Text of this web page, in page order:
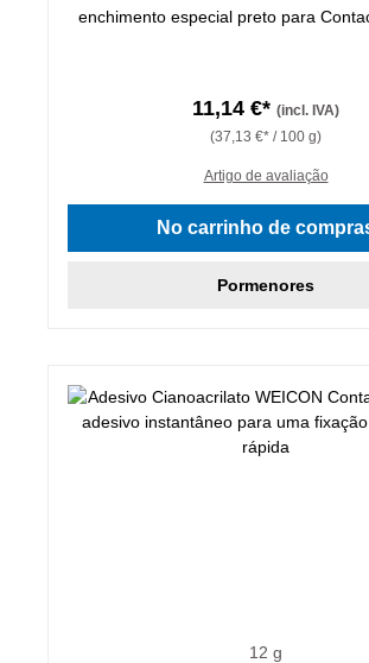
enchimento especial preto para
11,14 €* (incl. IVA)
(37,13 €* / 100 g)
Artigo de avaliação
No carrinho de
Pormenores
12 g